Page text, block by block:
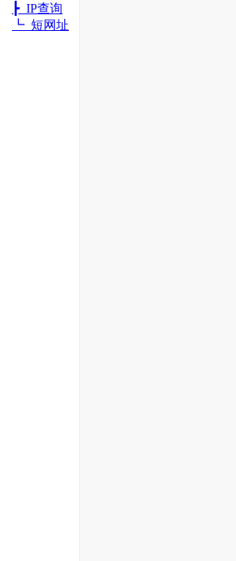
┣ IP查询
┗ 短网址